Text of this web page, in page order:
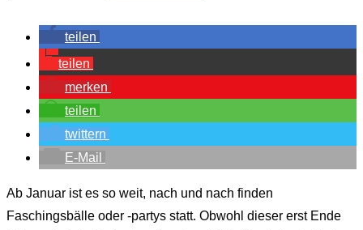
teilen
teilen
merken
teilen
twittern
E-Mail
Ab Januar ist es so weit, nach und nach finden
Faschingsbälle oder -partys statt. Obwohl dieser erst Ende